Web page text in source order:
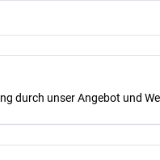
durch unser Angebot und